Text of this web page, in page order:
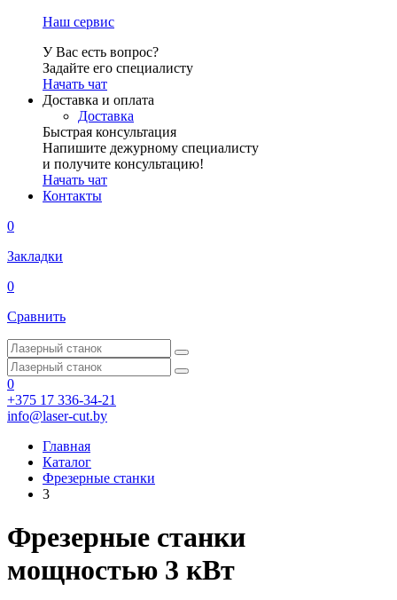
Наш сервис
У Вас есть вопрос?
Задайте его специалисту
Начать чат
Доставка и оплата
Доставка
Быстрая консультация
Напишите дежурному специалисту
и получите консультацию!
Начать чат
Контакты
0
Закладки
0
Сравнить
0
+375 17 336-34-21
info@laser-cut.by
Главная
Каталог
Фрезерные станки
3
Фрезерные станки
мощностью 3 кВт